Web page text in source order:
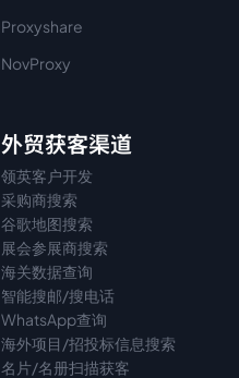
Proxyshare
NovProxy
外贸获客渠道
领英客户开发
采购商搜索
谷歌地图搜索
展会参展商搜索
海关数据查询
智能搜邮/搜电话
WhatsApp查询
海外项目/招投标信息搜索
名片/名册扫描获客